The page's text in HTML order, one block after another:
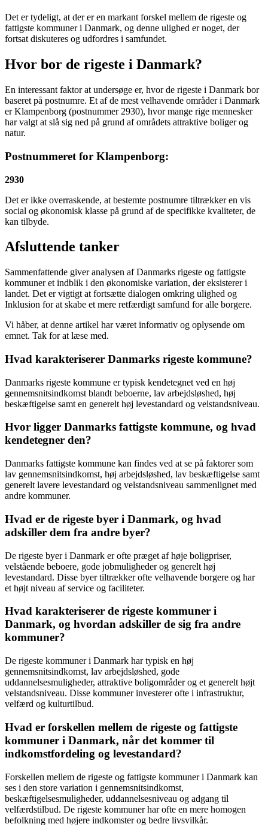
Det er tydeligt, at der er en markant forskel mellem de rigeste og
fattigste kommuner i Danmark, og denne ulighed er noget, der
fortsat diskuteres og udfordres i samfundet.
Hvor bor de rigeste i Danmark?
En interessant faktor at undersøge er, hvor de rigeste i Danmark bor
baseret på postnumre. Et af de mest velhavende områder i Danmark
er Klampenborg (postnummer 2930), hvor mange rige mennesker
har valgt at slå sig ned på grund af områdets attraktive boliger og
natur.
Postnummeret for Klampenborg:
2930
Det er ikke overraskende, at bestemte postnumre tiltrækker en vis
social og økonomisk klasse på grund af de specifikke kvaliteter, de
kan tilbyde.
Afsluttende tanker
Sammenfattende giver analysen af Danmarks rigeste og fattigste
kommuner et indblik i den økonomiske variation, der eksisterer i
landet. Det er vigtigt at fortsætte dialogen omkring ulighed og
Inklusion for at skabe et mere retfærdigt samfund for alle borgere.
Vi håber, at denne artikel har været informativ og oplysende om
emnet. Tak for at læse med.
Hvad karakteriserer Danmarks rigeste kommune?
Danmarks rigeste kommune er typisk kendetegnet ved en høj
gennemsnitsindkomst blandt beboerne, lav arbejdsløshed, høj
beskæftigelse samt en generelt høj levestandard og velstandsniveau.
Hvor ligger Danmarks fattigste kommune, og hvad
kendetegner den?
Danmarks fattigste kommune kan findes ved at se på faktorer som
lav gennemsnitsindkomst, høj arbejdsløshed, lav beskæftigelse samt
generelt lavere levestandard og velstandsniveau sammenlignet med
andre kommuner.
Hvad er de rigeste byer i Danmark, og hvad
adskiller dem fra andre byer?
De rigeste byer i Danmark er ofte præget af høje boligpriser,
velstående beboere, gode jobmuligheder og generelt høj
levestandard. Disse byer tiltrækker ofte velhavende borgere og har
et højt niveau af service og faciliteter.
Hvad karakteriserer de rigeste kommuner i
Danmark, og hvordan adskiller de sig fra andre
kommuner?
De rigeste kommuner i Danmark har typisk en høj
gennemsnitsindkomst, lav arbejdsløshed, gode
uddannelsesmuligheder, attraktive boligområder og et generelt højt
velstandsniveau. Disse kommuner investerer ofte i infrastruktur,
velfærd og kulturtilbud.
Hvad er forskellen mellem de rigeste og fattigste
kommuner i Danmark, når det kommer til
indkomstfordeling og levestandard?
Forskellen mellem de rigeste og fattigste kommuner i Danmark kan
ses i den store variation i gennemsnitsindkomst,
beskæftigelsesmuligheder, uddannelsesniveau og adgang til
velfærdstilbud. De rigeste kommuner har ofte en mere homogen
befolkning med højere indkomster og bedre livsvilkår.